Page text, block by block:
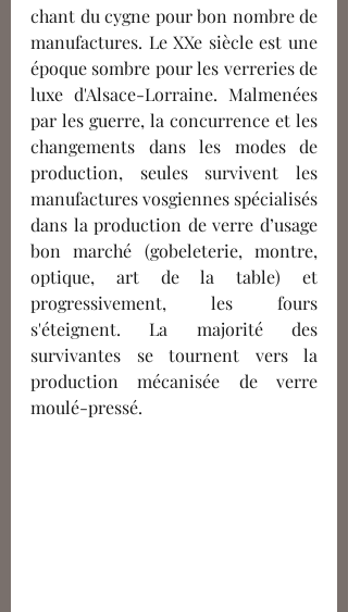
chant du cygne pour bon nombre de
manufactures. Le XXe siècle est une
époque sombre pour les verreries de
luxe d'Alsace-Lorraine. Malmenées
par les guerre, la concurrence et les
changements dans les modes de
production, seules survivent les
manufactures vosgiennes spécialisés
dans la production de verre d’usage
bon marché (gobeleterie, montre,
optique, art de la table) et
progressivement, les fours
s'éteignent. La majorité des
survivantes se tournent vers la
production mécanisée de verre
moulé-pressé.